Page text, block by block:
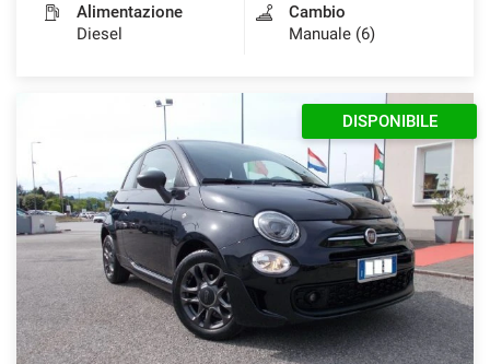
Alimentazione
Diesel
Cambio
Manuale (6)
DISPONIBILE